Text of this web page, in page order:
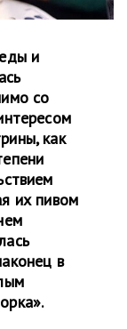
и
со
как
их пивом
в